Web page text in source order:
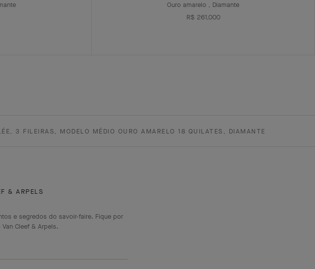
Ouro amarelo , Diamante
R$ 261,000
3 FILEIRAS, MODELO MÉDIO OURO AMARELO 18 QUILATES, DIAMANTE
& ARPELS
e segredos do savoir-faire. Fique por
Cleef & Arpels.